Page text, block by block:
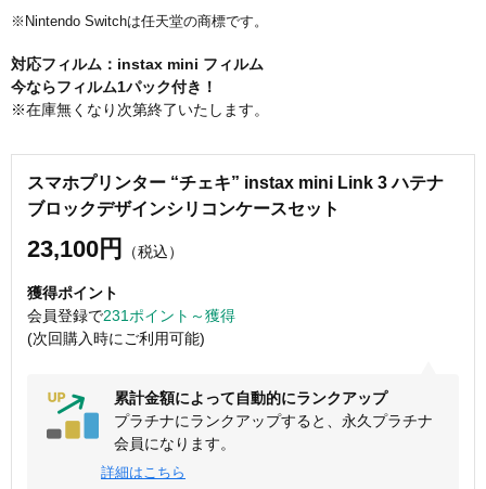
※Nintendo Switchは任天堂の商標です。
対応フィルム：instax mini フィルム
今ならフィルム1パック付き！
※在庫無くなり次第終了いたします。
スマホプリンター “チェキ” instax mini Link 3 ハテナ
ブロックデザインシリコンケースセット
23,100円 （税込）
獲得ポイント
会員登録で231ポイント～獲得
(次回購入時にご利用可能)
累計金額によって自動的にランクアップ
プラチナにランクアップすると、永久プラチナ
会員になります。
詳細はこちら